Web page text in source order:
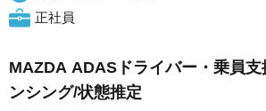
正社員
MAZDA ADASドライバー・乗員支
ンシング/状態推定